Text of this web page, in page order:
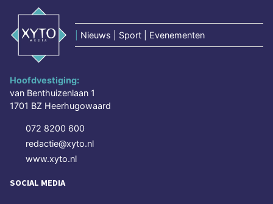
Nieuws | Sport | Evenementen
Hoofdvestiging:
van Benthuizenlaan 1
1701 BZ Heerhugowaard
072 8200 600
redactie@xyto.nl
www.xyto.nl
SOCIAL MEDIA